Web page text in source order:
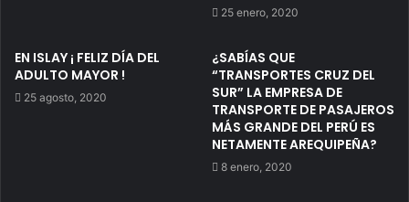
25 enero, 2020
EN ISLAY ¡ FELIZ DÍA DEL
ADULTO MAYOR !
25 agosto, 2020
¿SABÍAS QUE
“TRANSPORTES CRUZ DEL
SUR” LA EMPRESA DE
TRANSPORTE DE PASAJEROS
MÁS GRANDE DEL PERÚ ES
NETAMENTE AREQUIPEÑA?
8 enero, 2020